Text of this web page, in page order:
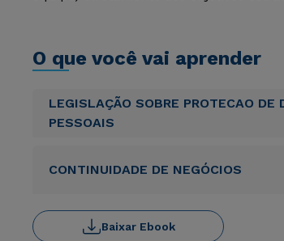
O que você vai aprender
LEGISLAÇÃO SOBRE PROTECAO DE
PESSOAIS
CONTINUIDADE DE NEGÓCIOS
Baixar Ebook